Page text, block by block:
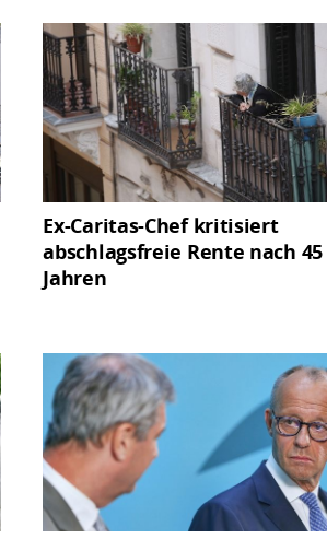
Ex-Caritas-Chef kritisiert
abschlagsfreie Rente nach 45
Jahren